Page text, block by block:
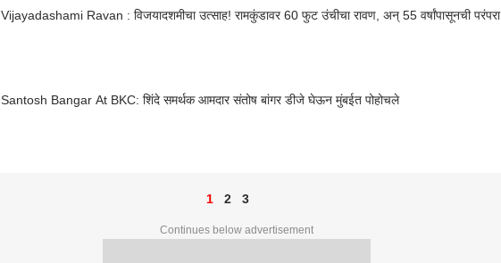
Vijayadashami Ravan : विजयादशमीचा उत्साह! रामकुंडावर 60 फुट उंचीचा रावण, अन् 55 वर्षांपासूनची परंपरा
Santosh Bangar At BKC: शिंदे समर्थक आमदार संतोष बांगर डीजे घेऊन मुंबईत पोहोचले
1 2 3
Continues below advertisement